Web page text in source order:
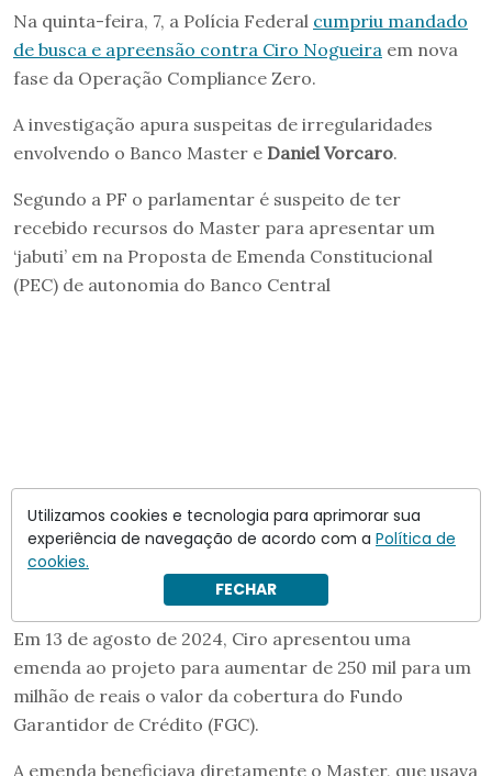
Na quinta-feira, 7, a Polícia Federal cumpriu mandado
de busca e apreensão contra Ciro Nogueira em nova
fase da Operação Compliance Zero.
A investigação apura suspeitas de irregularidades
envolvendo o Banco Master e Daniel Vorcaro.
Segundo a PF o parlamentar é suspeito de ter
recebido recursos do Master para apresentar um
‘jabuti’ em na Proposta de Emenda Constitucional
(PEC) de autonomia do Banco Central
Em 13 de agosto de 2024, Ciro apresentou uma
emenda ao projeto para aumentar de 250 mil para um
milhão de reais o valor da cobertura do Fundo
Garantidor de Crédito (FGC).
A emenda beneficiava diretamente o Master, que usava
Utilizamos cookies e tecnologia para aprimorar sua
experiência de navegação de acordo com a Política de
cookies.
FECHAR